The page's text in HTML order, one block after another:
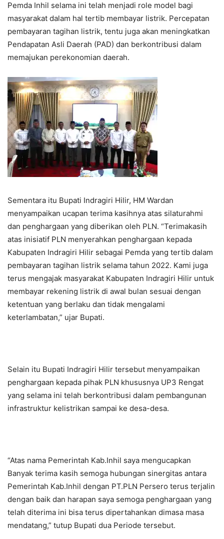
Pemda Inhil selama ini telah menjadi role model bagi
masyarakat dalam hal tertib membayar listrik. Percepatan
pembayaran tagihan listrik, tentu juga akan meningkatkan
Pendapatan Asli Daerah (PAD) dan berkontribusi dalam
memajukan perekonomian daerah.
Sementara itu Bupati Indragiri Hilir, HM Wardan
menyampaikan ucapan terima kasihnya atas silaturahmi
dan penghargaan yang diberikan oleh PLN. “Terimakasih
atas inisiatif PLN menyerahkan penghargaan kepada
Kabupaten Indragiri Hilir sebagai Pemda yang tertib dalam
pembayaran tagihan listrik selama tahun 2022. Kami juga
terus mengajak masyarakat Kabupaten Indragiri Hilir untuk
membayar rekening listrik di awal bulan sesuai dengan
ketentuan yang berlaku dan tidak mengalami
keterlambatan,” ujar Bupati.
Selain itu Bupati Indragiri Hilir tersebut menyampaikan
penghargaan kepada pihak PLN khususnya UP3 Rengat
yang selama ini telah berkontribusi dalam pembangunan
infrastruktur kelistrikan sampai ke desa-desa.
“Atas nama Pemerintah Kab.Inhil saya mengucapkan
Banyak terima kasih semoga hubungan sinergitas antara
Pemerintah Kab.Inhil dengan PT.PLN Persero terus terjalin
dengan baik dan harapan saya semoga penghargaan yang
telah diterima ini bisa terus dipertahankan dimasa masa
mendatang,” tutup Bupati dua Periode tersebut.